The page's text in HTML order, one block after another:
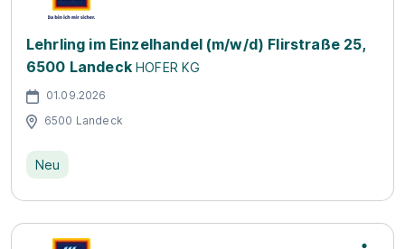
Lehrling im Einzelhandel (m/w/d) Flirstraße 25,
6500 Landeck HOFER KG
01.09.2026
6500 Landeck
Neu